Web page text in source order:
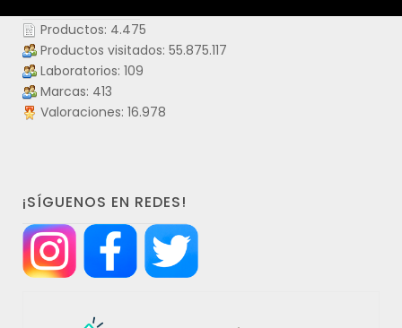
Productos: 4.475
Productos visitados: 55.875.117
Laboratorios: 109
Marcas: 413
Valoraciones: 16.978
¡SÍGUENOS EN REDES!